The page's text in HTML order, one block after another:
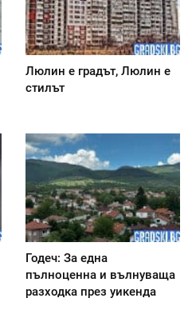
Люлин е градът, Люлин е
стилът
Годеч: За една
пълноценна и вълнуваща
разходка през уикенда